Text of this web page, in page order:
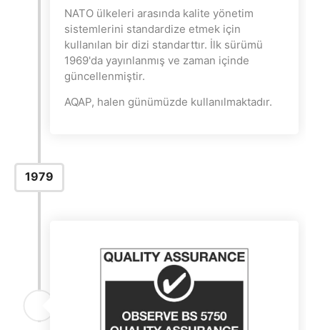
NATO ülkeleri arasında kalite yönetim
sistemlerini standardize etmek için
kullanılan bir dizi standarttır. İlk sürümü
1969'da yayınlanmış ve zaman içinde
güncellenmiştir.
AQAP, halen günümüzde kullanılmaktadır.
1979